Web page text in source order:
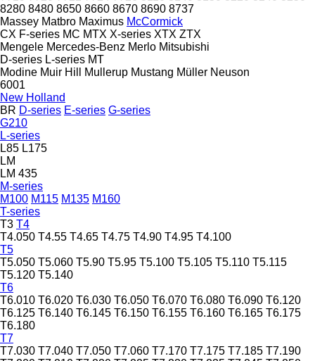
8280 8480 8650 8660 8670 8690 8737
Massey Matbro Maximus McCormick
CX F-series MC MTX X-series XTX ZTX
Mengele Mercedes-Benz Merlo Mitsubishi
D-series L-series MT
Modine Muir Hill Mullerup Mustang Müller Neuson
6001
New Holland
BR D-series E-series G-series
G210
L-series
L85 L175
LM
LM 435
M-series
M100 M115 M135 M160
T-series
T3 T4
T4.050 T4.55 T4.65 T4.75 T4.90 T4.95 T4.100
T5
T5.050 T5.060 T5.90 T5.95 T5.100 T5.105 T5.110 T5.115
T5.120 T5.140
T6
T6.010 T6.020 T6.030 T6.050 T6.070 T6.080 T6.090 T6.120
T6.125 T6.140 T6.145 T6.150 T6.155 T6.160 T6.165 T6.175
T6.180
T7
T7.030 T7.040 T7.050 T7.060 T7.170 T7.175 T7.185 T7.190